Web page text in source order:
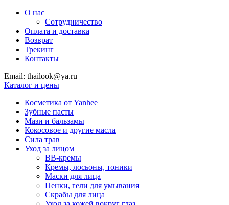
О нас
Сотрудничество
Оплата и доставка
Возврат
Трекинг
Контакты
Email: thailook@ya.ru
Каталог и цены
Косметика от Yanhee
Зубные пасты
Мази и бальзамы
Кокосовое и другие масла
Сила трав
Уход за лицом
BB-кремы
Кремы, лосьоны, тоники
Маски для лица
Пенки, гели для умывания
Скрабы для лица